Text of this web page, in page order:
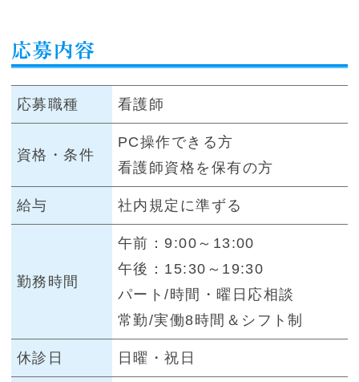
応募内容
応募職種 看護師
資格・条件
PC操作できる方
看護師資格を保有の方
給与 社内規定に準ずる
勤務時間
午前：9:00～13:00
午後：15:30～19:30
パート/時間・曜日応相談
常勤/実働8時間＆シフト制
休診日 日曜・祝日